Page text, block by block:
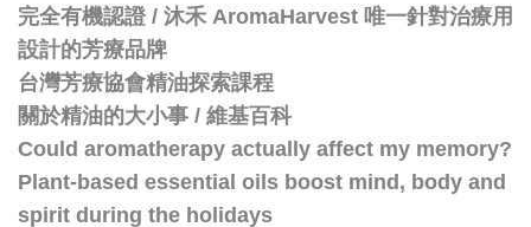
完全有機認證 / 沐禾 AromaHarvest 唯一針對治療用
設計的芳療品牌
台灣芳療協會精油探索課程
關於精油的大小事 / 維基百科
Could aromatherapy actually affect my memory?
Plant-based essential oils boost mind, body and
spirit during the holidays